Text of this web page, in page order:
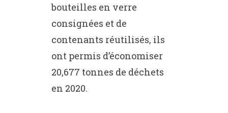
bouteilles en verre
consignées et de
contenants réutilisés, ils
ont permis d’économiser
20,677 tonnes de déchets
en 2020.